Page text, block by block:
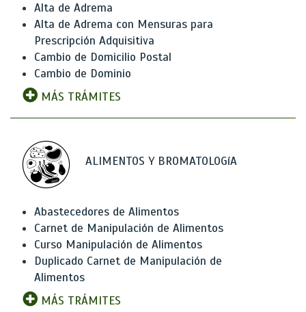
Alta de Adrema
Alta de Adrema con Mensuras para
Prescripción Adquisitiva
Cambio de Domicilio Postal
Cambio de Dominio
MÁS TRÁMITES
ALIMENTOS Y BROMATOLOGíA
Abastecedores de Alimentos
Carnet de Manipulación de Alimentos
Curso Manipulación de Alimentos
Duplicado Carnet de Manipulación de
Alimentos
MÁS TRÁMITES